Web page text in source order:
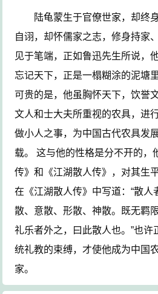
陆龟蒙生于官僚世家，却终身
自诩，却怀儒家之志，修身持家
见于笔端，正如鲁迅先生所说，
忘记天下，正是一榻糊涂的泥塘
可贵的是，他虽胸怀天下，饮誉
文人和士大夫所重视的农具，进
做小人之事，为中国古代农具发
载。 这与他的性格是分不开的，
传》和《江湖散人传》，对其生
在《江湖散人传》中写道：“散人
散、意散、形散、神散。既无羁
礼乐者外之，曰此散人也。”也
统礼教的束缚，才使他成为中国
家。